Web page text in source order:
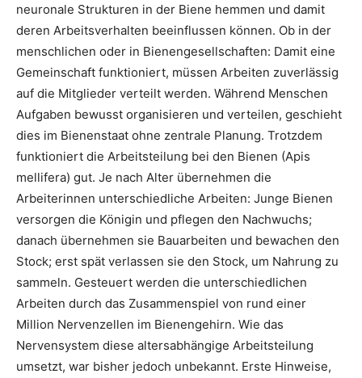
neuronale Strukturen in der Biene hemmen und damit
deren Arbeitsverhalten beeinflussen können. Ob in der
menschlichen oder in Bienengesellschaften: Damit eine
Gemeinschaft funktioniert, müssen Arbeiten zuverlässig
auf die Mitglieder verteilt werden. Während Menschen
Aufgaben bewusst organisieren und verteilen, geschieht
dies im Bienenstaat ohne zentrale Planung. Trotzdem
funktioniert die Arbeitsteilung bei den Bienen (Apis
mellifera) gut. Je nach Alter übernehmen die
Arbeiterinnen unterschiedliche Arbeiten: Junge Bienen
versorgen die Königin und pflegen den Nachwuchs;
danach übernehmen sie Bauarbeiten und bewachen den
Stock; erst spät verlassen sie den Stock, um Nahrung zu
sammeln. Gesteuert werden die unterschiedlichen
Arbeiten durch das Zusammenspiel von rund einer
Million Nervenzellen im Bienengehirn. Wie das
Nervensystem diese altersabhängige Arbeitsteilung
umsetzt, war bisher jedoch unbekannt. Erste Hinweise,